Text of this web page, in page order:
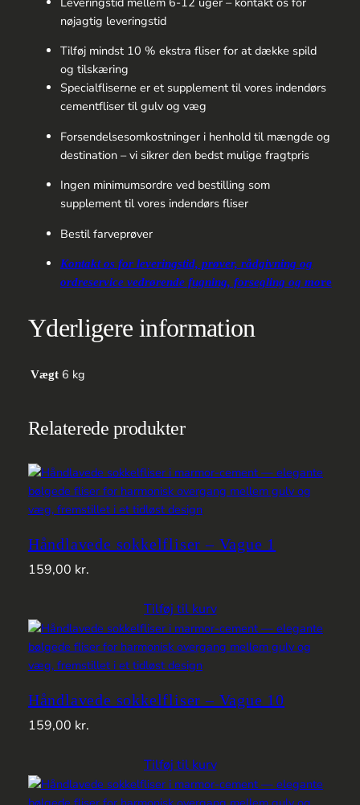
nøjagtig leveringstid
Tilføj mindst 10 % ekstra fliser for at dække spild
og tilskæring
Specialfliserne er et supplement til vores indendørs
cementfliser til gulv og væg
Forsendelsesomkostninger i henhold til mængde og
destination – vi sikrer den bedst mulige fragtpris
Ingen minimumsordre ved bestilling som
supplement til vores indendørs fliser
Bestil farveprøver
Kontakt os for leveringstid, prøver, rådgivning og
ordreservice vedrørende fugning, forsegling og more
Yderligere information
Vægt 6 kg
Relaterede produkter
Håndlavede sokkelfliser – Vague 1
159,00 kr.
Tilføj til kurv
Håndlavede sokkelfliser – Vague 10
159,00 kr.
Tilføj til kurv